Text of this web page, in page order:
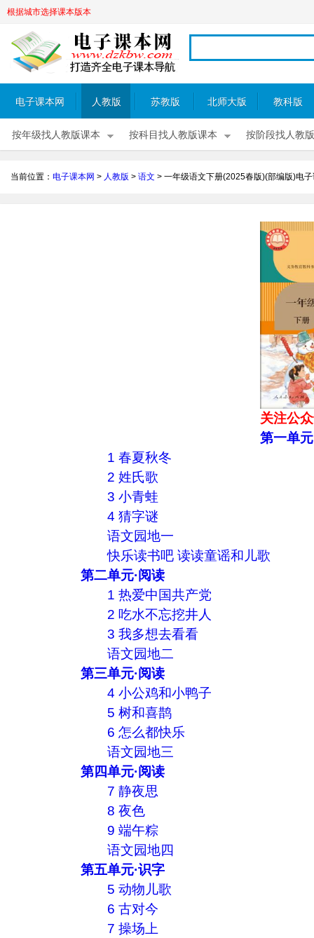
根据城市选择课本版本
电子课本网 人教版 苏教版 北师大版 教科版
按年级找人教版课本 按科目找人教版课本 按阶段找人教
当前位置： 电子课本网 > 人教版 > 语文 > 一年级语文下册(2025春版)(部编版)电
关注公
第一单
1 春夏秋冬
2 姓氏歌
3 小青蛙
4 猜字谜
语文园地一
快乐读书吧 读读童谣和儿歌
第二单元·阅读
1 热爱中国共产党
2 吃水不忘挖井人
3 我多想去看看
语文园地二
第三单元·阅读
4 小公鸡和小鸭子
5 树和喜鹊
6 怎么都快乐
语文园地三
第四单元·阅读
7 静夜思
8 夜色
9 端午粽
语文园地四
第五单元·识字
5 动物儿歌
6 古对今
7 操场上